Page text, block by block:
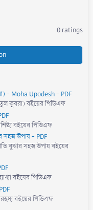
0 ratings
- Moha Upodesh - PDF
কুবরা) বইয়ের পিডিএফ
বইয়ের পিডিএফ
সহজ উপায় - PDF
বুঝার সহজ উপায় বইয়ের
বইয়ের পিডিএফ
বইয়ের পিডিএফ